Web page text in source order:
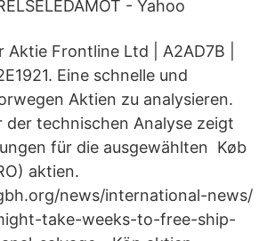
- Yahoo
Frontline Ltd | A2AD7B |
Eine schnelle und
Aktien zu analysieren.
der technischen Analyse zeigt
für die ausgewählten Køb
aktien.
news/international-news/
take-weeks-to-free-ship-